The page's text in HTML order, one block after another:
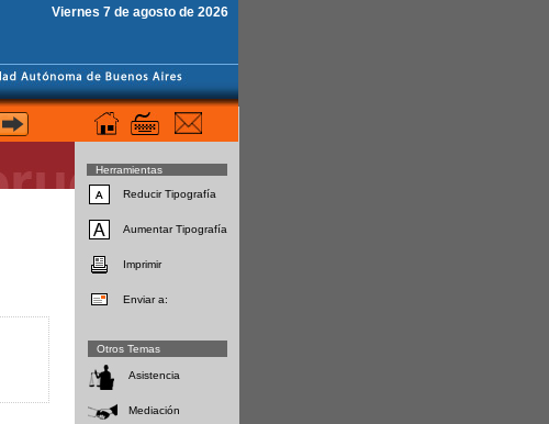
Viernes 7 de agosto de 2026
Herramientas
Reducir Tipografía
Aumentar Tipografía
Imprimir
Enviar a:
Otros Temas
Asistencia
Mediación